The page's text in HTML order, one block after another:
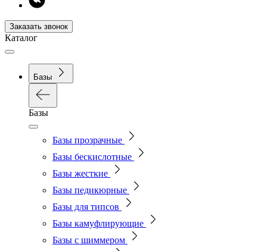
Заказать звонок
Каталог
Базы
Базы
Базы прозрачные
Базы бескислотные
Базы жесткие
Базы педикюрные
Базы для типсов
Базы камуфлирующие
Базы с шиммером